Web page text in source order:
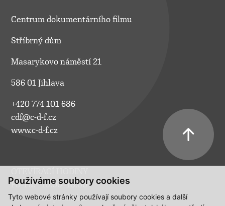
Používáme soubory cookies
Tyto webové stránky používají soubory cookies a další
Centrum dokumentárního filmu
Stříbrný dům
Masarykovo náměstí 21
586 01 Jihlava
+420 774 101 686
cdf@c-d-f.cz
www.c-d-f.cz
Po–Pá:
10.00–18.00
So:
na požádání